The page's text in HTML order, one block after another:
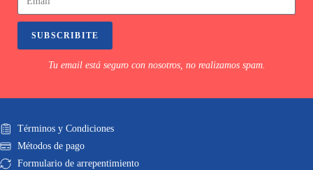
SUBSCRIBITE
Tu email está seguro con nosotros, no realizamos spam.
Términos y Condiciones
Métodos de pago
Formulario de arrepentimiento